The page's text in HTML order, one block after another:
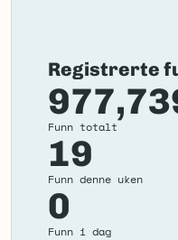
Registrerte
Funn totalt
19
Funn denne uken
0
Funn i dag